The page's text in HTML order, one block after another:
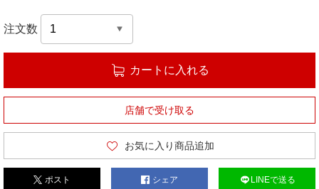
注文数
カートに入れる
店舗で受け取る
お気に入り商品追加
ポスト シェア LINEで送る